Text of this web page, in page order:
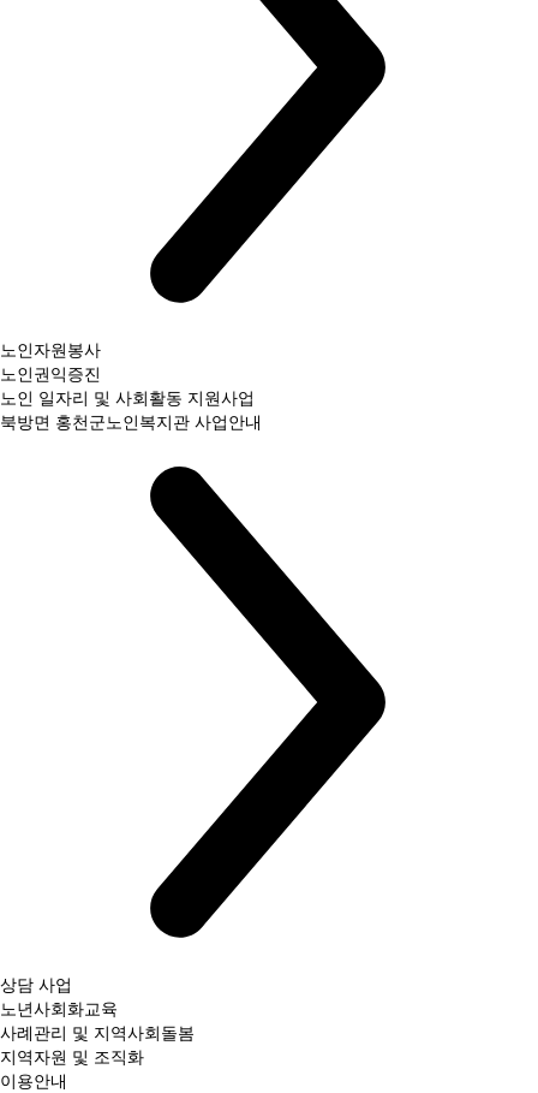
노인자원봉사
노인권익증진
노인 일자리 및 사회활동 지원사업
북방면 홍천군노인복지관 사업안내
상담 사업
노년사회화교육
사례관리 및 지역사회돌봄
지역자원 및 조직화
이용안내